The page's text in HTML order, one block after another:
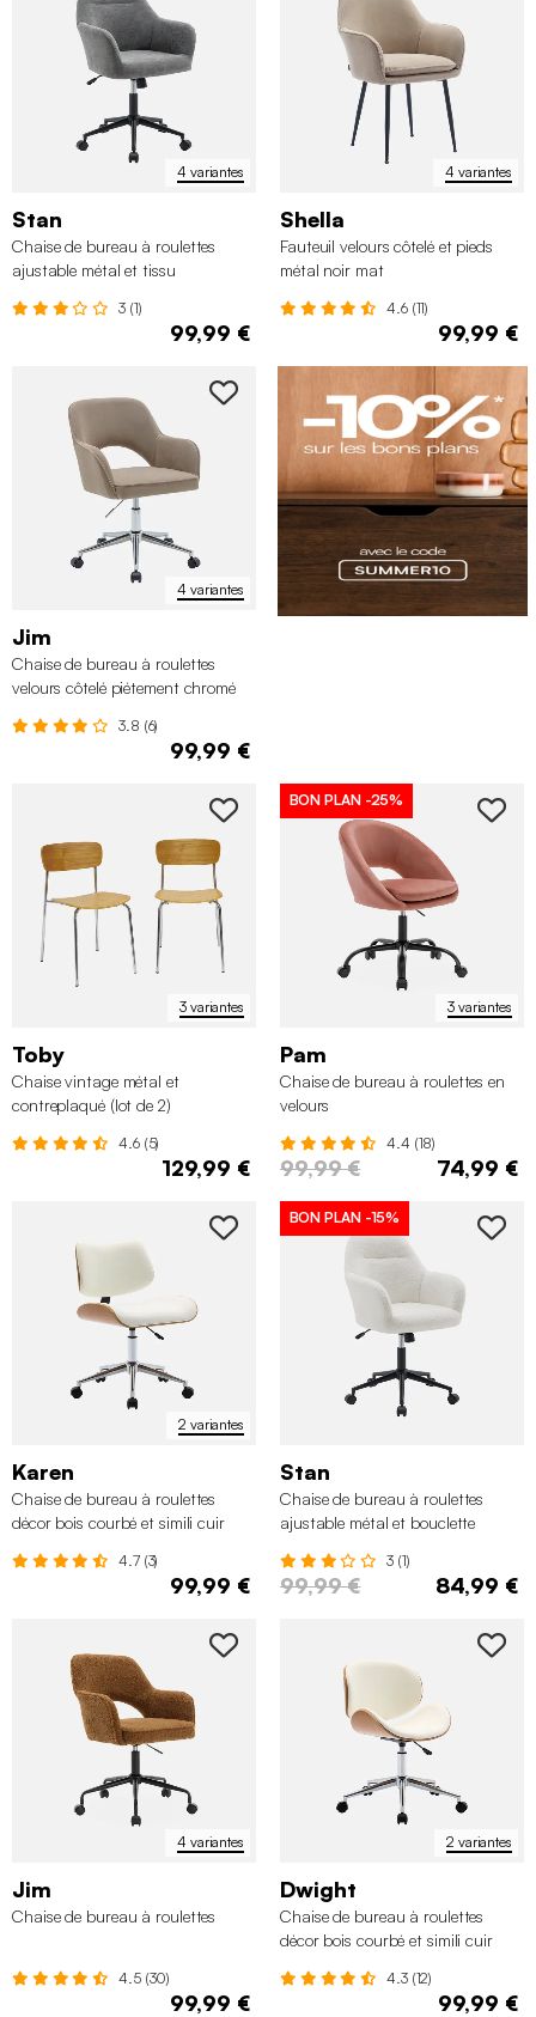
soirées (ou nuit blanche) derrière vos ordinateurs, il est
important d’avoir une bonne posture, ce n’est donc pas un
choix à prendre à la légère, après tout
c’est l’élément le plus
important de votre bureau!
4 variantes
Stan
Chaise de bureau à roulettes
ajustable métal et tissu
3 (1)
99,99 €
4 variantes
Shella
Fauteuil velours côtelé et pieds
métal noir mat
4.6 (11)
99,99 €
4 variantes
Jim
Chaise de bureau à roulettes
velours côtelé piétement chromé
3.8 (6)
99,99 €
3 variantes
Toby
Chaise vintage métal et
contreplaqué (lot de 2)
4.6 (5)
129,99 €
3 variantes
BON PLAN -25%
Pam
Chaise de bureau à roulettes en
velours
4.4 (18)
99,99 € 74,99 €
2 variantes
Karen
Chaise de bureau à roulettes
décor bois courbé et simili cuir
4.7 (3)
99,99 €
BON PLAN -15%
Stan
Chaise de bureau à roulettes
ajustable métal et bouclette
3 (1)
99,99 € 84,99 €
4 variantes
Jim
Chaise de bureau à roulettes
4.5 (30)
99,99 €
2 variantes
Dwight
Chaise de bureau à roulettes
décor bois courbé et simili cuir
4.3 (12)
99,99 €